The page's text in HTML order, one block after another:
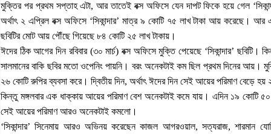
মুক্তির পর প্রথম সপ্তাহ এটা, আর তাতেই বক্স অফিসে যেন দাপট ফিকে হয়ে গেল
অর্থাৎ ২ এপ্রিল বক্স অফিসে ‘সিকান্দার’ মাত্র ৯ কোটি ৭৫ লাখ টাকা আয় করেছে।
ছবিটির মোট আয় পৌঁছে গিয়েছে ৮৪ কোটি ২৫ লাখ টাকায়।
ঈদের ঠিক আগের দিন রবিবার (৩০ মার্চ) বক্স অফিসে মুক্তি পেয়েছে ‘সিকান্দার’
সালমানের বাকি ছবির মতো ওপেনিং পায়নি। বরং অনেকটাই কম ছিল প্রথম দিনের আয়।
২৬ কোটি রুপির ব্যবসা করে। দ্বিতীয় দিন, অর্থাৎ ঈদের দিন সেই আয়ের পরিমাণ বেড়ে হয়
কিন্তু মঙ্গলবার এক ধাক্কায় আয়ের পরিমাণ বেশ অনেকটাই কমে যায়। এদিন ১৯ কোটি ৫০
সেই আয়ের পরিমাণ আরও অনেকটাই কমলো।
‘সিকান্দার’ সিনেমায় আরও অভিনয় করেছেন কাজল আগরওয়াল, সত্যরাজ, শারমান